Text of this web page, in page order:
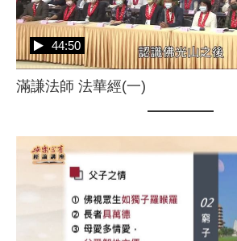
滿謙法師 法華經(一)
44:50